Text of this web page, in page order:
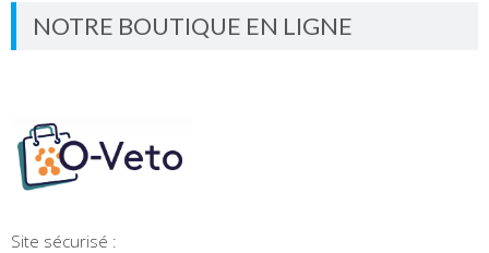
NOTRE BOUTIQUE EN LIGNE
Site sécurisé :